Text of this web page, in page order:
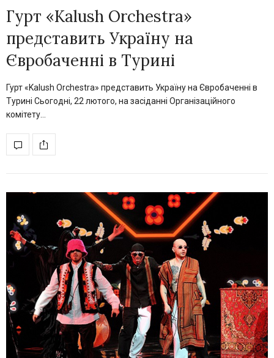
Гурт «Kalush Orchestra»
представить Україну на
Євробаченні в Турині
Гурт «Kalush Orchestra» представить Україну на Євробаченні в
Турині Сьогодні, 22 лютого, на засіданні Організаційного
комітету…